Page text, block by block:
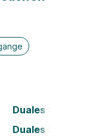
Duales Studium
Duales Studium